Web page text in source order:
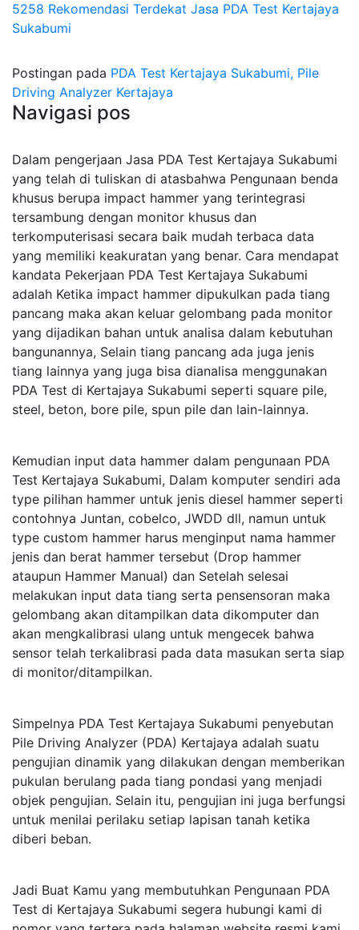
5258 Rekomendasi Terdekat Jasa PDA Test Kertajaya
Sukabumi
Postingan pada PDA Test Kertajaya Sukabumi, Pile
Driving Analyzer Kertajaya
Navigasi pos
Dalam pengerjaan Jasa PDA Test Kertajaya Sukabumi
yang telah di tuliskan di atasbahwa Pengunaan benda
khusus berupa impact hammer yang terintegrasi
tersambung dengan monitor khusus dan
terkomputerisasi secara baik mudah terbaca data
yang memiliki keakuratan yang benar. Cara mendapat
kandata Pekerjaan PDA Test Kertajaya Sukabumi
adalah Ketika impact hammer dipukulkan pada tiang
pancang maka akan keluar gelombang pada monitor
yang dijadikan bahan untuk analisa dalam kebutuhan
bangunannya, Selain tiang pancang ada juga jenis
tiang lainnya yang juga bisa dianalisa menggunakan
PDA Test di Kertajaya Sukabumi seperti square pile,
steel, beton, bore pile, spun pile dan lain-lainnya.
Kemudian input data hammer dalam pengunaan PDA
Test Kertajaya Sukabumi, Dalam komputer sendiri ada
type pilihan hammer untuk jenis diesel hammer seperti
contohnya Juntan, cobelco, JWDD dll, namun untuk
type custom hammer harus menginput nama hammer
jenis dan berat hammer tersebut (Drop hammer
ataupun Hammer Manual) dan Setelah selesai
melakukan input data tiang serta pensensoran maka
gelombang akan ditampilkan data dikomputer dan
akan mengkalibrasi ulang untuk mengecek bahwa
sensor telah terkalibrasi pada data masukan serta siap
di monitor/ditampilkan.
Simpelnya PDA Test Kertajaya Sukabumi penyebutan
Pile Driving Analyzer (PDA) Kertajaya adalah suatu
pengujian dinamik yang dilakukan dengan memberikan
pukulan berulang pada tiang pondasi yang menjadi
objek pengujian. Selain itu, pengujian ini juga berfungsi
untuk menilai perilaku setiap lapisan tanah ketika
diberi beban.
Jadi Buat Kamu yang membutuhkan Pengunaan PDA
Test di Kertajaya Sukabumi segera hubungi kami di